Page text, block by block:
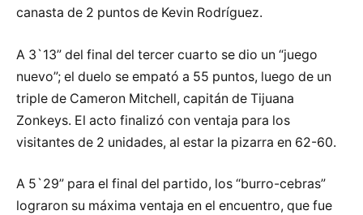
canasta de 2 puntos de Kevin Rodríguez.
A 3`13” del final del tercer cuarto se dio un “juego
nuevo”; el duelo se empató a 55 puntos, luego de un
triple de Cameron Mitchell, capitán de Tijuana
Zonkeys. El acto finalizó con ventaja para los
visitantes de 2 unidades, al estar la pizarra en 62-60.
A 5`29” para el final del partido, los “burro-cebras”
lograron su máxima ventaja en el encuentro, que fue